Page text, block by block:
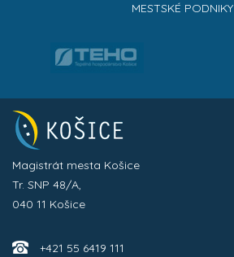
MESTSKÉ PODNIKY
Magistrát mesta Košice
Tr. SNP 48/A,
040 11 Košice
+421 55 6419 111